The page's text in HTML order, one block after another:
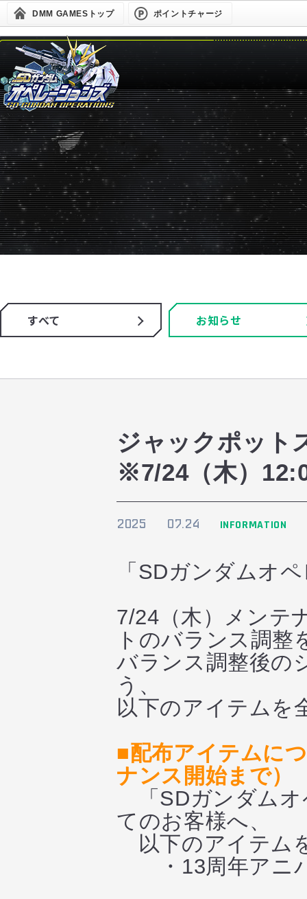
DMM GAMESトップ ポイントチャージ
すべて お知らせ
ジャックポット
※7/24（木）
2025 07.24 INFORMATION
「SDガンダムオ
7/24（木）メンテ
トのバランス調整
バランス調整後の
う、
以下のアイテムを
■配布アイテムに
ナンス開始まで）
「SDガンダムオ
てのお客様へ、
以下のアイテム
・13周年アニバ